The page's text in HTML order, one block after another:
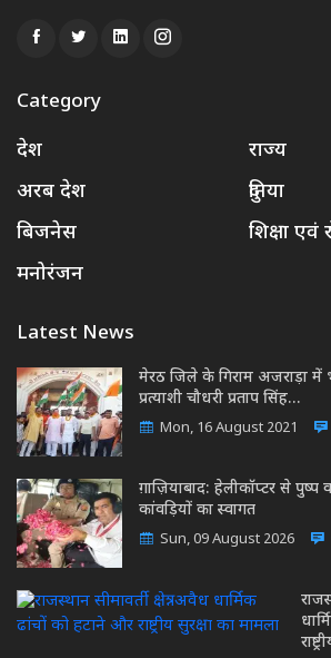
Category
देश
राज्य
अरब देश
दुनिया
बिजनेस
शिक्षा एवं
मनोरंजन
Latest News
मेरठ जिले के गिराम अजराड़ा में
प्रत्याशी चौधरी प्रताप सिंह…
Mon, 16 August 2021
ग़ाज़ियाबाद: हेलीकॉप्टर से पुष्प
कांवड़ियों का स्वागत
Sun, 09 August 2026